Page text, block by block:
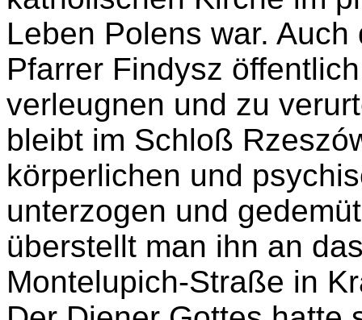
Leben Polens war.
Pfarrer Findysz
verleugnen und zu
bleibt im Schloß
körperlichen und
unterzogen und
überstellt man ihn an
Montelupich-Straße in